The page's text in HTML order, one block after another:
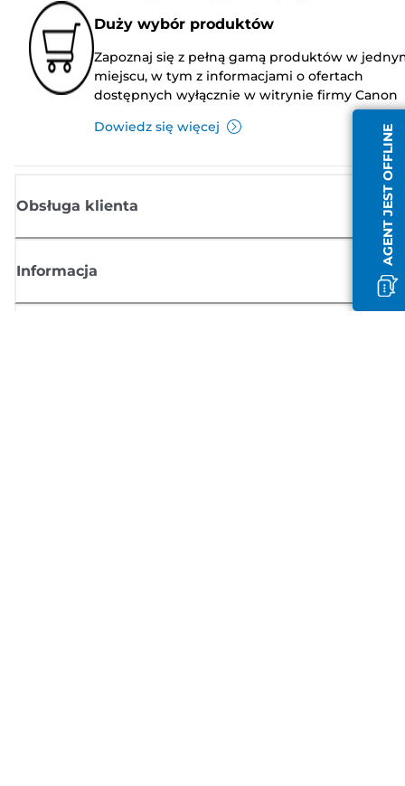
AGENT JEST OFFLINE
Duży wybór produktów
Zapoznaj się z pełną gamą produktów w
miejscu, w tym z informacjami o ofertach
dostępnych wyłącznie w witrynie firmy Canon
Dowiedz się więcej
Obsługa klienta
Informacja